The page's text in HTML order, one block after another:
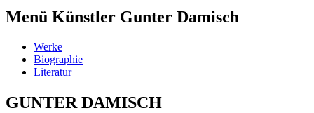
Menü Künstler Gunter Damisch
Werke
Biographie
Literatur
GUNTER DAMISCH